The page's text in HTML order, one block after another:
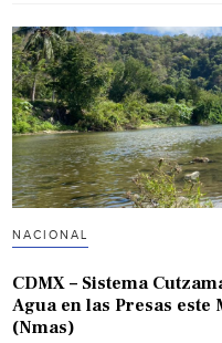
NACIONAL
CDMX – Sistema
Agua en las Presas este
(Nmas)